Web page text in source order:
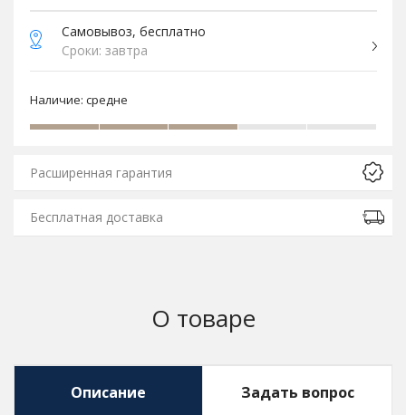
Самовывоз, бесплатно
Сроки: завтра
Наличие: средне
Расширенная гарантия
Бесплатная доставка
О товаре
Описание Задать вопрос